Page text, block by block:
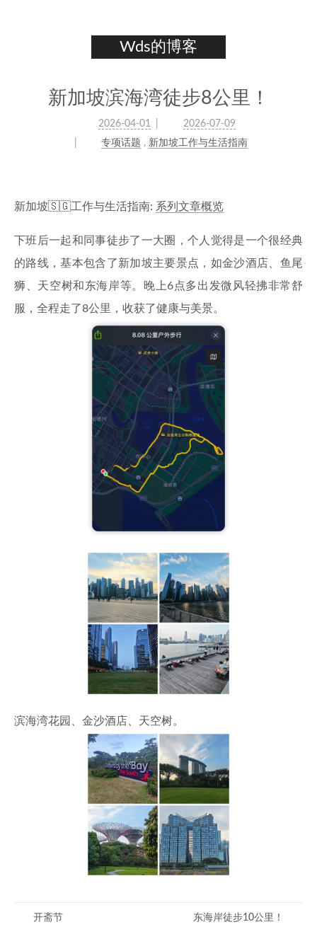
Wds的博客
新加坡滨海湾徒步8公里！
2026-04-01
2026-07-09
专项话题 , 新加坡工作与生活指南
新加坡🇸🇬工作与生活指南: 系列文章概览
下班后一起和同事徒步了一大圈，个人觉得是一个很经典
的路线，基本包含了新加坡主要景点，如金沙酒店、鱼尾
狮、天空树和东海岸等。晚上6点多出发微风轻拂非常舒
服，全程走了8公里，收获了健康与美景。
滨海湾花园、金沙酒店、天空树。
开斋节 东海岸徒步10公里！